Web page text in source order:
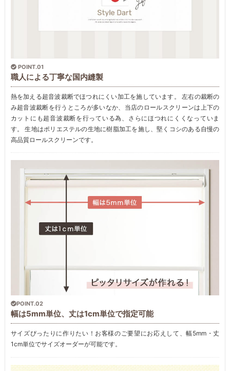
POINT.01
職人による丁寧な国内縫製
熱を加える超音波裁断でほつれにくい加工を施しています。 左右の裁断の
み超音波裁断を行うところが多いなか、当店のロールスクリーンは上下の
カットにも超音波裁断を行っている為、さらにほつれにくくなっていま
す。 生地はポリエステルの生地に樹脂加工を施し、堅くコシのある自慢の
高品質ロールスクリーンです。
POINT.02
幅は5mm単位、丈は1cm単位で指定可能
サイズぴったりに作りたい！お客様のご要望にお応えして、幅5mm・丈
1cm単位でサイズオーダーが可能です。